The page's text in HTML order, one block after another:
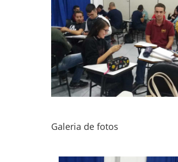
Galeria de fotos